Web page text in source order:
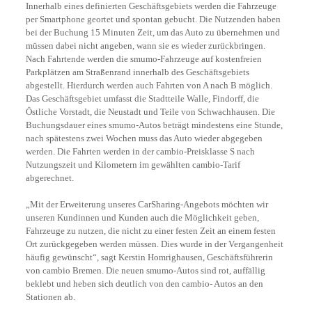
Innerhalb eines definierten Geschäftsgebiets werden die Fahrzeuge
per Smartphone geortet und spontan gebucht. Die Nutzenden haben
bei der Buchung 15 Minuten Zeit, um das Auto zu übernehmen und
müssen dabei nicht angeben, wann sie es wieder zurückbringen.
Nach Fahrtende werden die smumo-Fahrzeuge auf kostenfreien
Parkplätzen am Straßenrand innerhalb des Geschäftsgebiets
abgestellt. Hierdurch werden auch Fahrten von A nach B möglich.
Das Geschäftsgebiet umfasst die Stadtteile Walle, Findorff, die
Östliche Vorstadt, die Neustadt und Teile von Schwachhausen. Die
Buchungsdauer eines smumo-Autos beträgt mindestens eine Stunde,
nach spätestens zwei Wochen muss das Auto wieder abgegeben
werden. Die Fahrten werden in der cambio-Preisklasse S nach
Nutzungszeit und Kilometern im gewählten cambio-Tarif
abgerechnet.
„Mit der Erweiterung unseres CarSharing-Angebots möchten wir
unseren Kundinnen und Kunden auch die Möglichkeit geben,
Fahrzeuge zu nutzen, die nicht zu einer festen Zeit an einem festen
Ort zurückgegeben werden müssen. Dies wurde in der Vergangenheit
häufig gewünscht“, sagt Kerstin Homrighausen, Geschäftsführerin
von cambio Bremen. Die neuen smumo-Autos sind rot, auffällig
beklebt und heben sich deutlich von den cambio- Autos an den
Stationen ab.